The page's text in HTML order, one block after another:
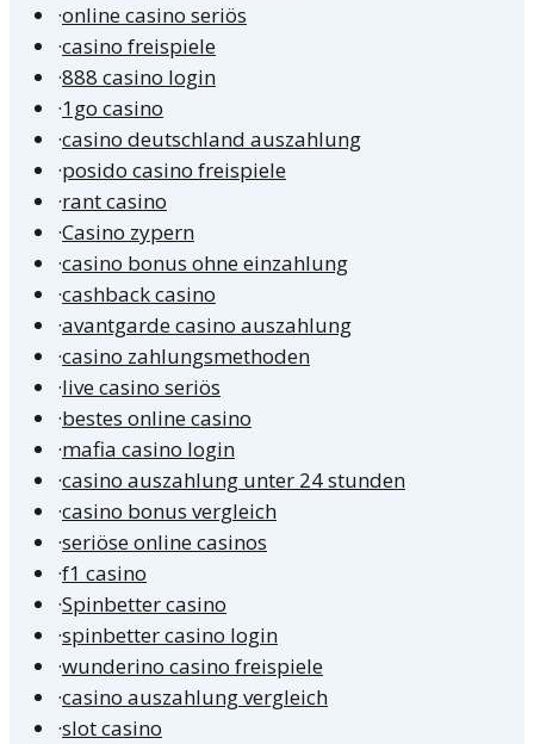
·online casino seriös
·casino freispiele
·888 casino login
·1go casino
·casino deutschland auszahlung
·posido casino freispiele
·rant casino
·Casino zypern
·casino bonus ohne einzahlung
·cashback casino
·avantgarde casino auszahlung
·casino zahlungsmethoden
·live casino seriös
·bestes online casino
·mafia casino login
·casino auszahlung unter 24 stunden
·casino bonus vergleich
·seriöse online casinos
·f1 casino
·Spinbetter casino
·spinbetter casino login
·wunderino casino freispiele
·casino auszahlung vergleich
·slot casino